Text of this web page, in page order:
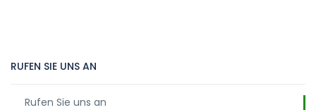
RUFEN SIE UNS AN
Rufen Sie uns an